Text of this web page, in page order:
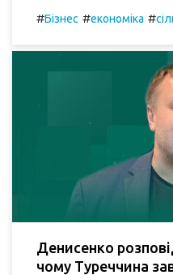
#Бізнес #економіка #
Денисенко
чому Туреччина